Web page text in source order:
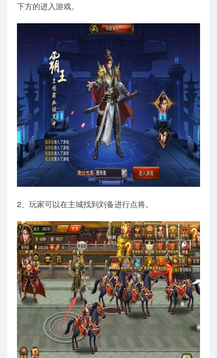
下方的进入游戏。
2、玩家可以在主城找到刘备进行点将。